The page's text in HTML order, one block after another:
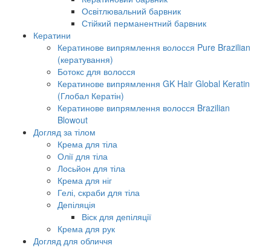
Освітлювальний барвник
Стійкий перманентний барвник
Кератини
Кератинове випрямлення волосся Pure Brazilian
(кератування)
Ботокс для волосся
Кератинове випрямлення GK Hair Global Keratin
(Глобал Кератін)
Кератинове випрямлення волосся Brazilian
Blowout
Догляд за тілом
Крема для тіла
Олії для тіла
Лосьйон для тіла
Крема для ніг
Гелі, скраби для тіла
Депіляція
Віск для депіляції
Крема для рук
Догляд для обличчя